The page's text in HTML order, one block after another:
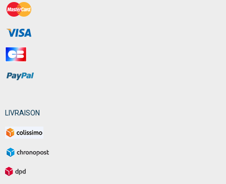
LIVRAISON